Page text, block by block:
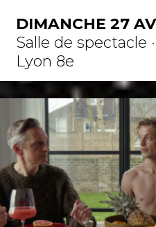
DIMANCHE 27
Salle de spectacle
Lyon 8e